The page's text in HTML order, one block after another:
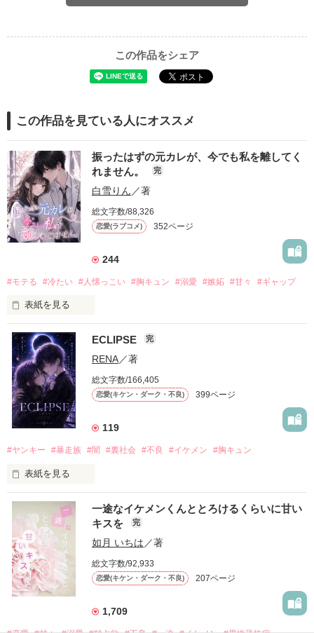
この作品をシェア
この作品を見ている人にオススメ
振ったはずの元カレが、今でも私を離してく
れません。
完
白雪りん ／著
総文字数/88,326
恋愛(ラブコメ) 352ページ
244
#モテる #冷たい #人懐っこい #胸キュン #溺愛 #嫉妬 #甘々 #ギャップ
表紙を見る
「好きだったから、別れを選んだ。」
モテる人を好きになるのが怖かった。
だから私は、中学時代に大好きだった彼を自分から振った。
もう会うことはないと思っていたのに、
高校生になって再会した彼は、隣の学校で”王子様”と呼ばれる
他の女の子には冷たいのに
私にだけ昔と変わらない笑顔を向けてくる。
「澪ちゃん。」
それは止まっていた恋が再び動き始める合図──。
✨.ﾟ･*..☆.｡.:*✨.☆.｡.:. *:ﾟ✨.ﾟ･*..☆.｡.:*✨
ECLIPSE 完
RENA／著
総文字数/166,405
恋愛(キケン・ダーク・不良) 399ページ
119
#ヤンキー #暴走族 #闇 #裏社会 #不良 #イケメン #胸キュン
表紙を見る
表紙画像はAIです
作品を読む
一途なイケメンくんととろけるくらいに甘い
キスを
完
如月 いちは／著
総文字数/92,933
恋愛(キケン・ダーク・不良) 207ページ
1,709